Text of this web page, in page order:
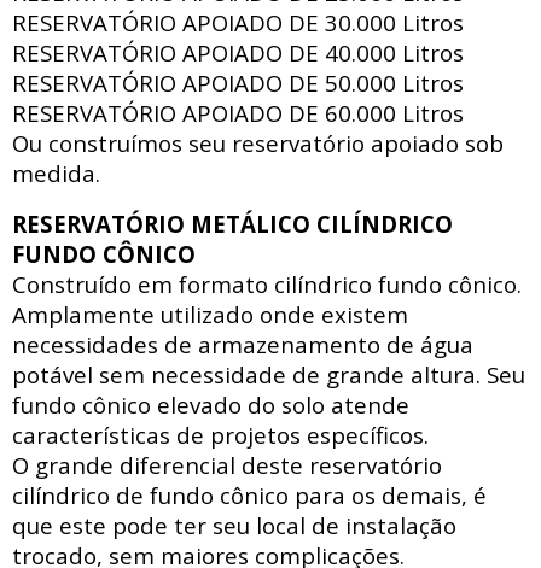
RESERVATÓRIO APOIADO DE 30.000 Litros
RESERVATÓRIO APOIADO DE 40.000 Litros
RESERVATÓRIO APOIADO DE 50.000 Litros
RESERVATÓRIO APOIADO DE 60.000 Litros
Ou construímos seu reservatório apoiado sob
medida.
RESERVATÓRIO METÁLICO CILÍNDRICO
FUNDO CÔNICO
Construído em formato cilíndrico fundo cônico.
Amplamente utilizado onde existem
necessidades de armazenamento de água
potável sem necessidade de grande altura. Seu
fundo cônico elevado do solo atende
características de projetos específicos.
O grande diferencial deste reservatório
cilíndrico de fundo cônico para os demais, é
que este pode ter seu local de instalação
trocado, sem maiores complicações.